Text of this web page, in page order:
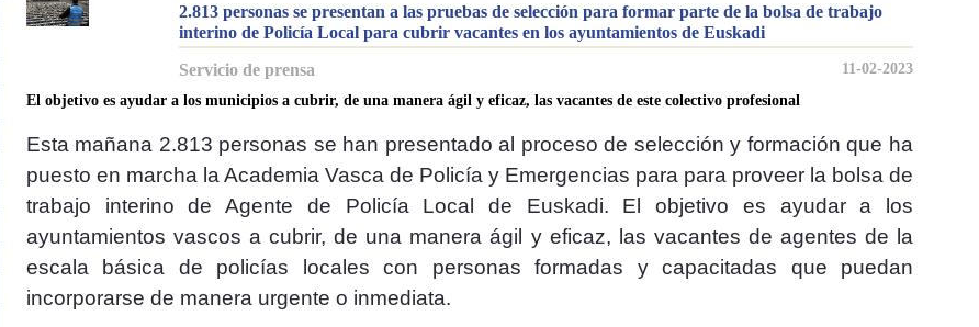
2.813 personas se presentan a las pruebas de selección para formar parte de la bolsa de trabajo
interino de Policía Local para cubrir vacantes en los ayuntamientos de Euskadi
Servicio de prensa
11-02-2023
El objetivo es ayudar a los municipios a cubrir, de una manera ágil y eficaz, las vacantes de este colectivo profesional
Esta mañana 2.813 personas se han presentado al proceso de selección y formación que ha
puesto en marcha la Academia Vasca de Policía y Emergencias para para proveer la bolsa de
trabajo interino de Agente de Policía Local de Euskadi. El objetivo es ayudar a los
ayuntamientos vascos a cubrir, de una manera ágil y eficaz, las vacantes de agentes de la
escala básica de policías locales con personas formadas y capacitadas que puedan
incorporarse de manera urgente o inmediata.